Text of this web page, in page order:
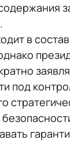
в
под